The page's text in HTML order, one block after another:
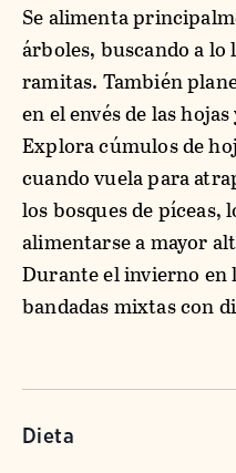
Se alimenta
árboles, buscando a lo
ramitas. También
en el envés de las
Explora cúmulos de
cuando vuela para
los bosques de píceas,
alimentarse a mayor
Durante el invierno en
bandadas mixtas con
Dieta